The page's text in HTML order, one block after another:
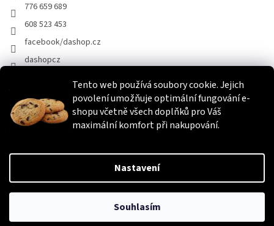
Tento web používá soubory cookie. Jejich
povolení umožňuje optimální fungování e-
shopu včetně všech doplňků pro Váš
maximální komfort při nakupování.
Nastavení
Souhlasím
776 659 689
608 523 453
facebook/dashop.cz
dashopcz
Heureka.cz Zboží.cz Srovnáme.cz
Copyright 2026daShop.cz. Všechna práva vyhrazena.Upravit
nastavení cookies